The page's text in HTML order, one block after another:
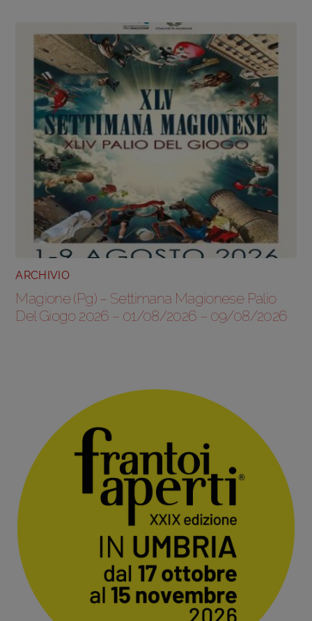
ARCHIVIO
Magione (Pg) – Settimana Magionese Palio
Del Giogo 2026 – 01/08/2026 – 09/08/2026